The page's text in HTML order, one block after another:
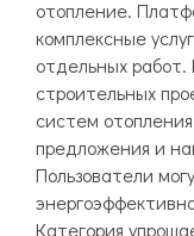
отопление.
комплексные
отдельных
строительных
систем
предложения и
Пользователи
Категория